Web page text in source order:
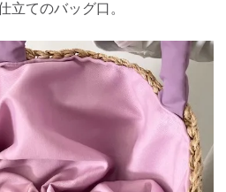
立てのバッグ口。